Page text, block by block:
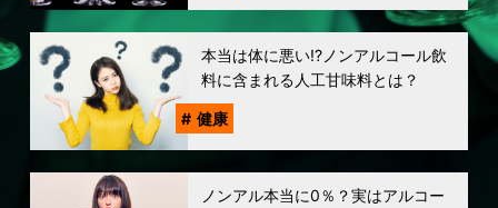
本当は体に悪い!?ノンアルコール飲
料に含まれる人工甘味料とは？
健康
ノンアル本当に0％？実はアルコー